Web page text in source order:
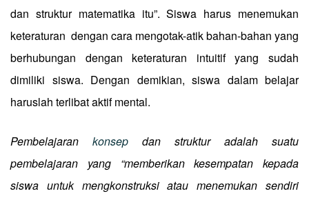
dan struktur matematika itu”. Siswa harus menemukan
keteraturan dengan cara mengotak-atik bahan-bahan yang
berhubungan dengan keteraturan intuitif yang sudah
dimiliki siswa. Dengan demikian, siswa dalam belajar
haruslah terlibat aktif mental.
Pembelajaran konsep dan struktur adalah suatu
pembelajaran yang “memberikan kesempatan kepada
siswa untuk mengkonstruksi atau menemukan sendiri